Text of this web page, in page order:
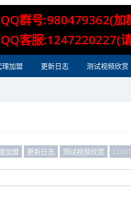
QQ群号:980479362(加
QQ客服:1247220227(
加盟 更新日志 测试视频欣赏
加盟 更新日志 测试视频欣赏